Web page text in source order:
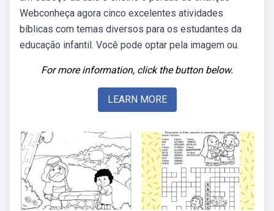
Webconheça agora cinco excelentes atividades
bíblicas com temas diversos para os estudantes da
educação infantil. Você pode optar pela imagem ou.
For more information, click the button below.
LEARN MORE